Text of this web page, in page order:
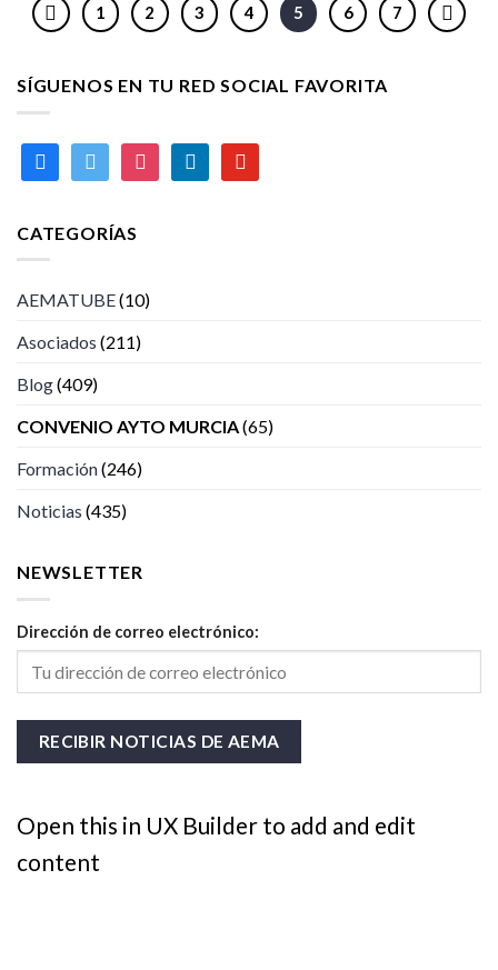
1 2 3 4 5 6 7
SÍGUENOS EN TU RED SOCIAL FAVORITA
facebooktwitter instagramlinkedin youtube
CATEGORÍAS
AEMATUBE(10)
Asociados (211)
Blog(409)
CONVENIO AYTO MURCIA(65)
Formación(246)
Noticias (435)
NEWSLETTER
Dirección de correo electrónico:
Open this in UX Builder to add and edit
content